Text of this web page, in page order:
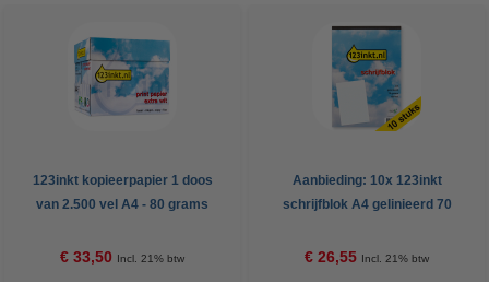
123inkt kopieerpapier 1 doos
van 2.500 vel A4 - 80 grams
€ 33,50 Incl. 21% btw
Aanbieding: 10x 123inkt
schrijfblok A4 gelinieerd 70
€ 26,55 Incl. 21% btw